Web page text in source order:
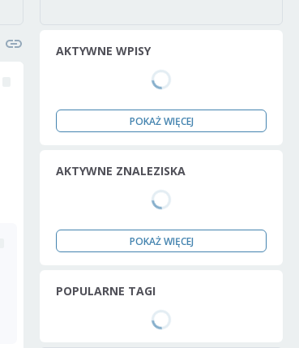
AKTYWNE WPISY
POKAŻ WIĘCEJ
AKTYWNE ZNALEZISKA
POKAŻ WIĘCEJ
POPULARNE TAGI